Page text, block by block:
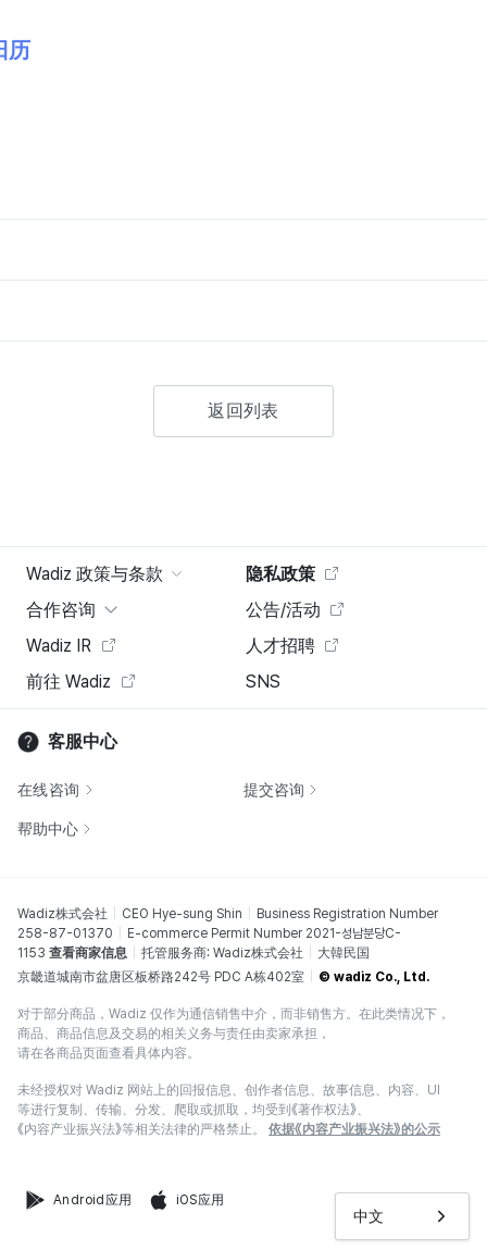
中文
历
返回列表
Wadiz 政策与条款
隐私政策
合作咨询
公告/活动
Wadiz IR
人才招聘
前往 Wadiz
SNS
客服中心
在线咨询 提交咨询
帮助中心
Wadiz株式会社 CEO Hye-sung Shin
Business Registration Number
258-87-01370
E-commerce Permit Number 2021-성남분당C-
1153 查看商家信息 托管服务商: Wadiz株式会社
大韓民国
京畿道城南市盆唐区板桥路242号 PDC A栋402室
© wadiz Co., Ltd.
对于部分商品，Wadiz 仅作为通信销售中介，而非销售方。在此类情况下，
商品、商品信息及交易的相关义务与责任由卖家承担，
请在各商品页面查看具体内容。
未经授权对 Wadiz 网站上的回报信息、创作者信息、故事信息、内容、UI
等进行复制、传输、分发、爬取或抓取，均受到《著作权法》、
《内容产业振兴法》等相关法律的严格禁止。
依据《内容产业振兴法》的公示
Android应用 iOS应用